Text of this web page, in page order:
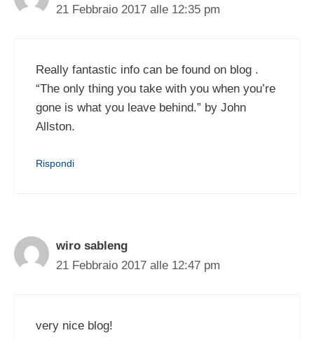
21 Febbraio 2017 alle 12:35 pm
Really fantastic info can be found on blog .
“The only thing you take with you when you’re
gone is what you leave behind.” by John
Allston.
Rispondi
wiro sableng
21 Febbraio 2017 alle 12:47 pm
very nice blog!